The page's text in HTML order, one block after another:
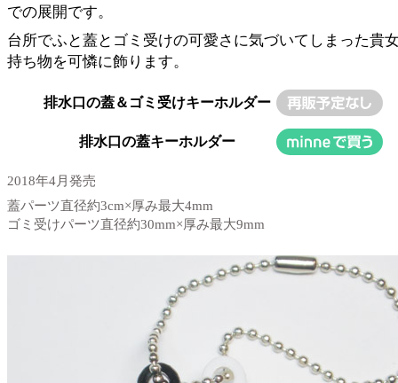
での展開です。
台所でふと蓋とゴミ受けの可愛さに気づいてしまった貴
持ち物を可憐に飾ります。
排水口の蓋＆ゴミ受けキーホルダー
排水口の蓋キーホルダー
2018年4月発売
蓋パーツ直径約3cm×厚み最大4mm
ゴミ受けパーツ直径約30mm×厚み最大9mm